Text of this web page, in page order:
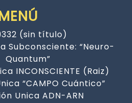
(sin título)
Subconsciente: “Neuro-
Quantum”
INCONSCIENTE (Raiz)
“CAMPO Cuántico”
Unica ADN-ARN